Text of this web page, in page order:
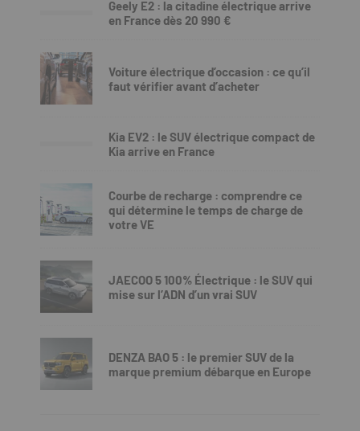
Geely E2 : la citadine électrique arrive
en France dès 20 990 €
Voiture électrique d’occasion : ce qu’il
faut vérifier avant d’acheter
Kia EV2 : le SUV électrique compact de
Kia arrive en France
Courbe de recharge : comprendre ce
qui détermine le temps de charge de
votre VE
JAECOO 5 100% Électrique : le SUV qui
mise sur l’ADN d’un vrai SUV
DENZA BAO 5 : le premier SUV de la
marque premium débarque en Europe